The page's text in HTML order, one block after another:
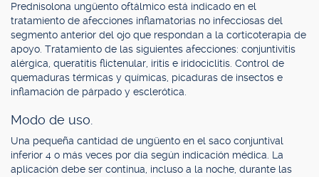
Prednisolona ungüento oftálmico está indicado en el
tratamiento de afecciones inflamatorias no infecciosas del
segmento anterior del ojo que respondan a la corticoterapia de
apoyo. Tratamiento de las siguientes afecciones: conjuntivitis
alérgica, queratitis flictenular, iritis e iridociclitis. Control de
quemaduras térmicas y químicas, picaduras de insectos e
inflamación de párpado y esclerótica.
Modo de uso.
Una pequeña cantidad de ungüento en el saco conjuntival
inferior 4 o más veces por día según indicación médica. La
aplicación debe ser continua, incluso a la noche, durante las